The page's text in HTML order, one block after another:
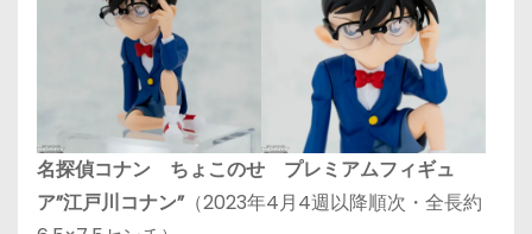
名探偵コナン ちょこのせ プレミアムフィギュ
ア”江戸川コナン”（2023年4月4週以降順次・全長約